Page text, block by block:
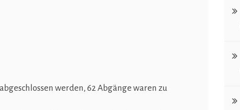
werden, 62 Abgänge waren zu